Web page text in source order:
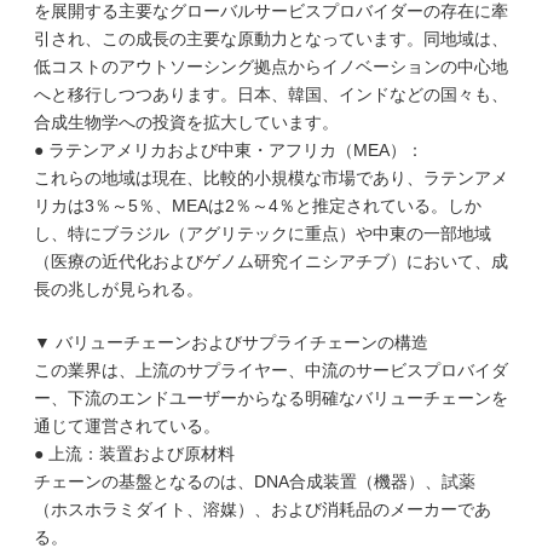
を展開する主要なグローバルサービスプロバイダーの存在に牽
引され、この成長の主要な原動力となっています。同地域は、
低コストのアウトソーシング拠点からイノベーションの中心地
へと移行しつつあります。日本、韓国、インドなどの国々も、
合成生物学への投資を拡大しています。
● ラテンアメリカおよび中東・アフリカ（MEA）：
これらの地域は現在、比較的小規模な市場であり、ラテンアメ
リカは3％～5％、MEAは2％～4％と推定されている。しか
し、特にブラジル（アグリテックに重点）や中東の一部地域
（医療の近代化およびゲノム研究イニシアチブ）において、成
長の兆しが見られる。
▼ バリューチェーンおよびサプライチェーンの構造
この業界は、上流のサプライヤー、中流のサービスプロバイダ
ー、下流のエンドユーザーからなる明確なバリューチェーンを
通じて運営されている。
● 上流：装置および原材料
チェーンの基盤となるのは、DNA合成装置（機器）、試薬
（ホスホラミダイト、溶媒）、および消耗品のメーカーであ
る。